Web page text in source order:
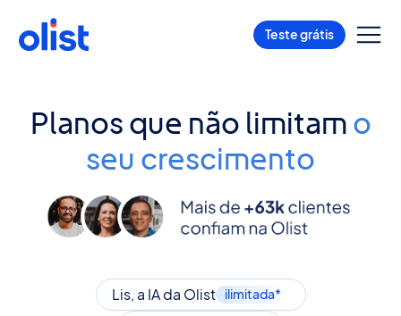
Teste grátis
Planos que não limitam o
seu crescimento
Lis, a IA da Olist ilimitada*